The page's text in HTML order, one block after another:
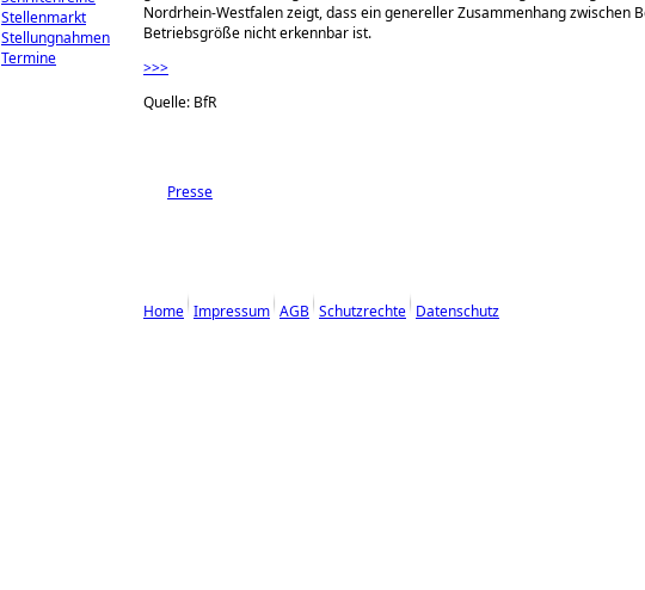
Stellenmarkt
Stellungnahmen
Termine
Nordrhein-Westfalen zeigt, dass ein genereller Zusammenhang zwischen
Betriebsgröße nicht erkennbar ist.
>>>
Quelle: BfR
Presse
Home Impressum AGB Schutzrechte Datenschutz